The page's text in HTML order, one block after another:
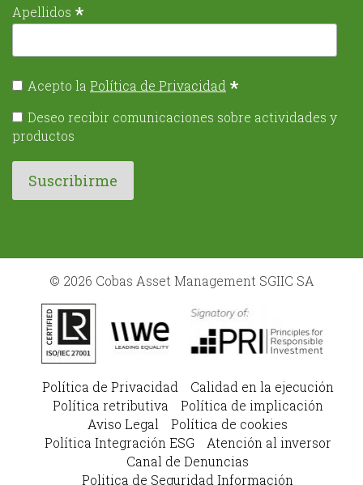
Apellidos *
Acepto la Política de Privacidad *
Deseo recibir comunicaciones sobre actividades y
productos
© 2026 Cobas Asset Management SGIIC SA
Política de Privacidad
Calidad en la ejecución
Política retributiva
Política de implicación
Aviso Legal
Política de cookies
Política Integración ESG
Atención al inversor
Canal de Denuncias
Politica de Seguridad Información